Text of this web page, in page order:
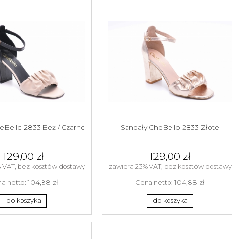
2833 Beż / Czarne
129,00 zł
VAT, bez kosztów dostawy
netto:104,88 zł
do koszyka
Sandały CheBello 2833 Złote
129,00 zł
zawiera 23% VAT, bez kosztów dostawy
Cena netto:104,88 zł
do koszyka